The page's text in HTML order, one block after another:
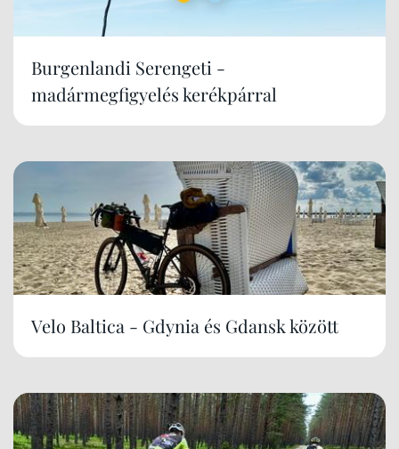
Burgenlandi Serengeti -
madármegfigyelés kerékpárral
Velo Baltica - Gdynia és Gdansk között